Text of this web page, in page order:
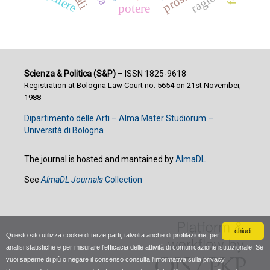
chiudi
Questo sito utilizza cookie di terze parti, talvolta anche di profilazione, per
analisi statistiche e per misurare l'efficacia delle attività di comunicazione istituzionale. Se
vuoi saperne di più o negare il consenso consulta l'informativa sulla privacy.
potere
Scienza & Politica (S&P)– ISSN 1825-9618
Registration at Bologna Law Court no. 5654 on 21st November,
1988
Dipartimento delle Arti – Alma Mater Studiorum –
Università di Bologna
The journal is hosted and mantained byAlmaDL
See AlmaDL JournalsCollection